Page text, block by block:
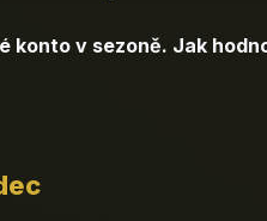
v sezoně. Jak